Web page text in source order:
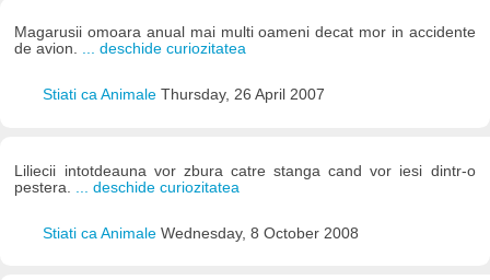
Magarusii omoara anual mai multi oameni decat mor in accidente
de avion.
... deschide curiozitatea
Stiati ca Animale Thursday, 26 April 2007
Liliecii intotdeauna vor zbura catre stanga cand vor iesi dintr-o
pestera.
... deschide curiozitatea
Stiati ca Animale Wednesday, 8 October 2008